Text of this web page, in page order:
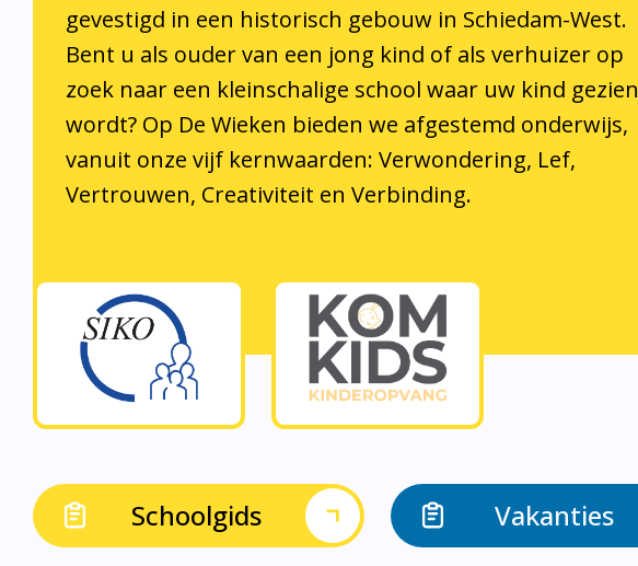
gevestigd in een historisch gebouw in Schiedam-West.
Bent u als ouder van een jong kind of als verhuizer op
zoek naar een kleinschalige school waar uw kind gezien
wordt? Op De Wieken bieden we afgestemd onderwijs,
vanuit onze vijf kernwaarden: Verwondering, Lef,
Vertrouwen, Creativiteit en Verbinding.
Schoolgids Vakanties